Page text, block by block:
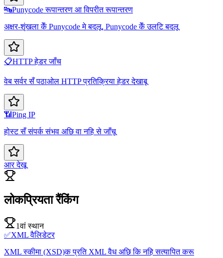
🔤Punycode रूपान्तरण आ विपरीत रूपान्तरण
अक्षर-शृंखला केँ Punycode मे बदलू, Punycode केँ उलटि बदलू
📋HTTP हेडर जाँच
वेब सर्वर सँ पठाओल HTTP प्रतिक्रिया हेडर देखाबू
📶 Ping IP
होस्ट सँ संपर्क संभव अछि वा नहि से जाँचू
आर देखू
लोकप्रियता रैंकिंग
1वां स्थान
✅XML वैलिडेटर
XML स्कीमा (XSD)क प्रति XML वैध अछि कि नहि सत्यापित करू